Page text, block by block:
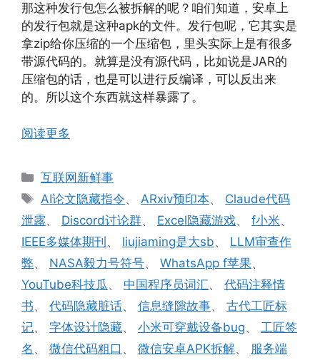
那这种发行包怎么被拆解的呢？咱们知道，安卓上
的发行包就是这种apk的文件。发行包呢，它其实是
拿zip给你压缩的一个压缩包，里头实际上是有很多
带源代码的。就算是没有源代码，比如说是JAR的
压缩包的话，也是可以进行反编译，可以反出来
的。所以这个东西就这样暴露了。
阅读更多
分
类
互联网新鲜事
标
签
AI论文隐藏指令、 ARxiv预印本、 Claude代码
泄露、 Discord讨论群、 Excel隐藏游戏、 f小米、
IEEE多媒体期刊、 liujiaming是大sb、 LLM审查作
弊、 NASA毅力号符号、 WhatsApp f苹果、
YouTube科技瓜 、 中国程序员词汇、 代码注释情
书、 代码隐藏脏话、 信息缝隙故事、 古代工匠标
记、 字体设计隐藏、 小米可穿戴设备bug、 工匠签
名 、 微信代码粗口 、 微信安卓APK拆解、 服务端